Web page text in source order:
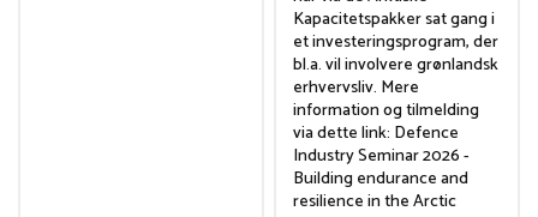
Kapacitetspakker sat gang i
et investeringsprogram, der
bl.a. vil involvere grønlandsk
erhvervsliv. Mere
information og tilmelding
via dette link: Defence
Industry Seminar 2026 -
Building endurance and
resilience in the Arctic